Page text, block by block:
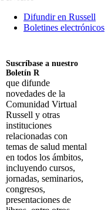
Difundir en Russell
Boletines electrónicos
Suscríbase a nuestro
Boletín R
que difunde
novedades de la
Comunidad Virtual
Russell y otras
instituciones
relacionadas con
temas de salud mental
en todos los ámbitos,
incluyendo cursos,
jornadas, seminarios,
congresos,
presentaciones de